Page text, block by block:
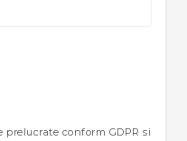
prelucrate conform GDPR si